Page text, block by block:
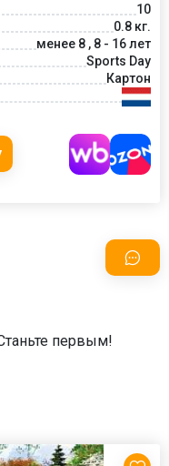
10
0.8 кг.
менее 8 , 8 - 16 лет
Sports Day
Картон
первым!